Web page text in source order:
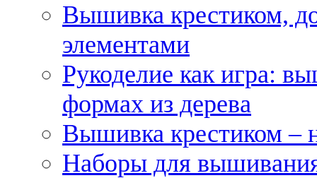
Вышивка крестиком,
элементами
Рукоделие как игра:
формах из дерева
Вышивка крестиком –
Наборы для